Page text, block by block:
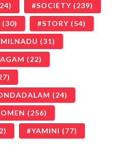
SOCIETY (239)
(30) STORY (54)
(31)
(22)
(24)
(256)
YAMINI (77)